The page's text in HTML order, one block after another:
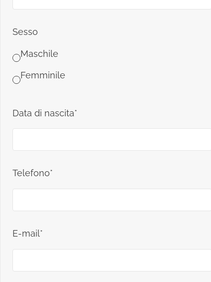
Sesso
Maschile
Femminile
Data di nascita*
Telefono*
E-mail*